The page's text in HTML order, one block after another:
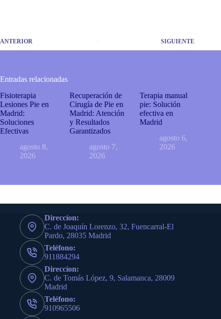
ANTERIOR SIGUIENTE
Entradas relacionadas
Fisioterapia
Lesiones Pie en
Madrid:
Soluciones
Efectivas
agosto 8,
2026
Recuperación de
Cirugía de Pie en
Madrid: Atención
y Resultados
Garantizados
agosto 7,
2026
Terapia manual
pie: Solución
efectiva en
Madrid
agosto 6,
2026
Direccíon:
C. de Joaquín Lorenzo, 32, Fuencarral-El
Pardo, 28035 Madrid
Teléfono:
911884294
Direccíon:
C. de Tomás López, 9, Salamanca, 28009
Madrid
Teléfono:
910965506